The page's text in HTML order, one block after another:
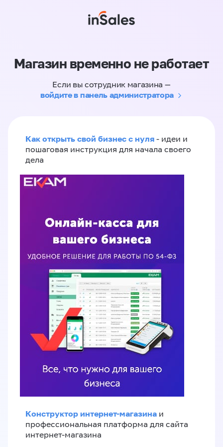
Магазин временно не работает
Если вы сотрудник магазина —
войдите в панель администратора
Как открыть свой бизнес с нуля - идеи и
пошаговая инструкция для начала своего
дела
Конструктор интернет-магазина и
профессиональная платформа для сайта
интернет-магазина